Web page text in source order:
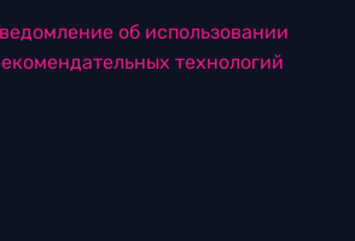
об использовании
технологий